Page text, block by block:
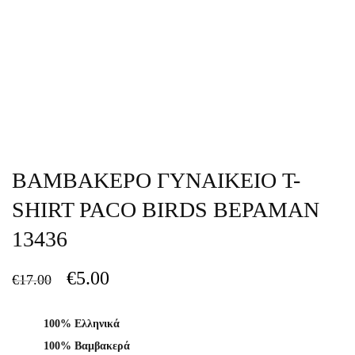
ΒΑΜΒΑΚΕΡΟ ΓΥΝΑΙΚΕΙΟ T-
SHIRT PACO BIRDS ΒΕΡΑΜΑΝ
13436
€17.00 €5.00
100% Ελληνικά
100% Βαμβακερά